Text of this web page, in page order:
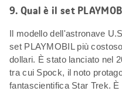
9. Qual è il set
Il modello dell'astronave
set PLAYMOBIL più
dollari. È stato lanciato nel
tra cui Spock, il noto
fantascientifica Star Trek.